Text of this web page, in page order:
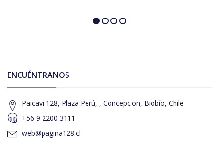
ENCUÉNTRANOS
Paicavi 128, Plaza Perú, , Concepcion, Biobío, Chile
+56 9 2200 3111
web@pagina128.cl